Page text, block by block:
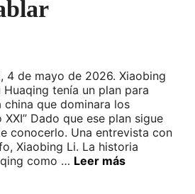
4 de mayo de 2026. Xiaobing
Huaqing tenía un plan para
china que dominara los
Dado que ese plan sigue
conocerlo. Una entrevista con
Xiaobing Li. La historia
como … Leer más